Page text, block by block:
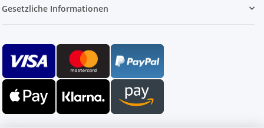
Gesetzliche Informationen